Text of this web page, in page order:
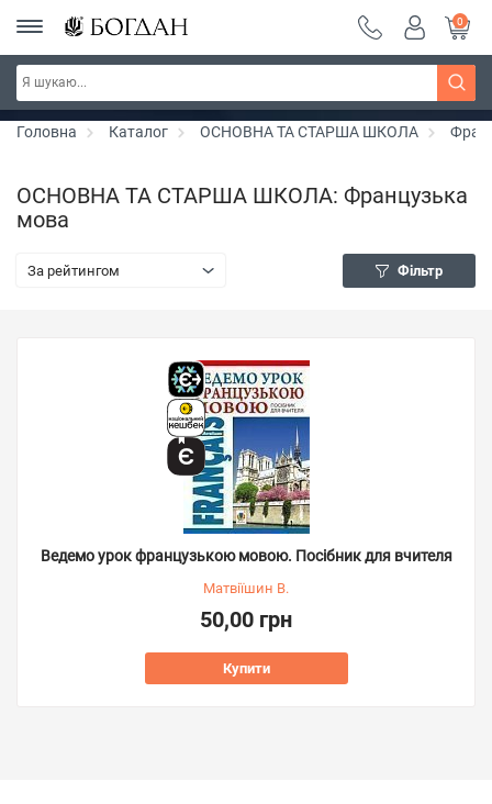
РОЗПРОДАЖ ~ 150 грн ~ 200 грн ~ 250 грн ~
300 грн ~ РОЗПРОДАЖ
Дізнатись більше
0
Головна Каталог ОСНОВНА ТА СТАРША ШКОЛА
ОСНОВНА ТА СТАРША ШКОЛА: Французька
мова
За рейтингом Фільтр
Ведемо урок французькою мовою. Посібник для вчителя
Матвіїшин В.
50,00 грн
Купити